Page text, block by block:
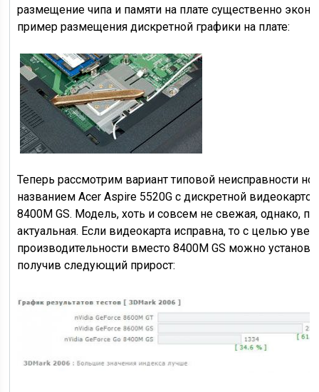
размещение чипа и памяти на плате существенно
пример размещения дискретной графики на плате:
Теперь рассмотрим вариант типовой неисправности
названием Acer Aspire 5520G с дискретной
8400M GS. Модель, хоть и совсем не свежая, однако,
актуальная. Если видеокарта исправна, то с целью
производительности вместо 8400M GS можно
получив следующий прирост: